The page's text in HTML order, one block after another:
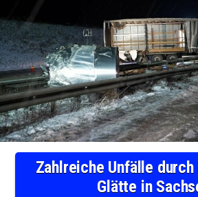
Zahlreiche Unfälle durch
Glätte in